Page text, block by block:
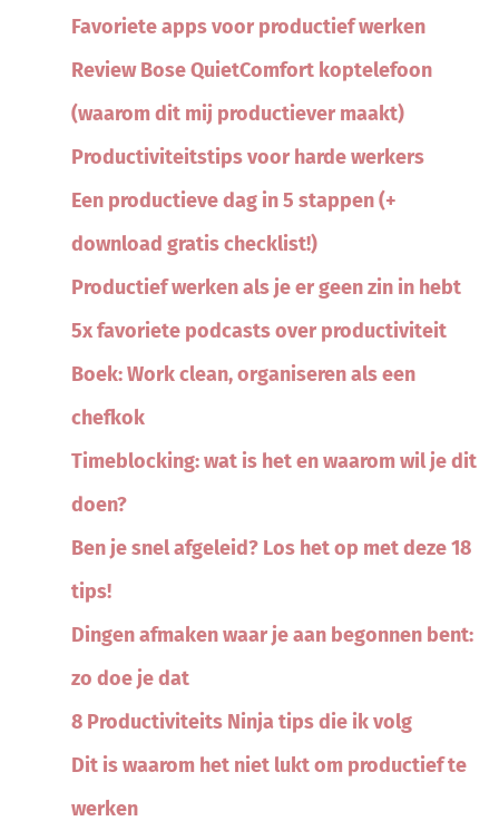
Favoriete apps voor productief werken
Review Bose QuietComfort koptelefoon
(waarom dit mij productiever maakt)
Productiviteitstips voor harde werkers
Een productieve dag in 5 stappen (+
download gratis checklist!)
Productief werken als je er geen zin in hebt
5x favoriete podcasts over productiviteit
Boek: Work clean, organiseren als een
chefkok
Timeblocking: wat is het en waarom wil je dit
doen?
Ben je snel afgeleid? Los het op met deze 18
tips!
Dingen afmaken waar je aan begonnen bent:
zo doe je dat
8 Productiviteits Ninja tips die ik volg
Dit is waarom het niet lukt om productief te
werken